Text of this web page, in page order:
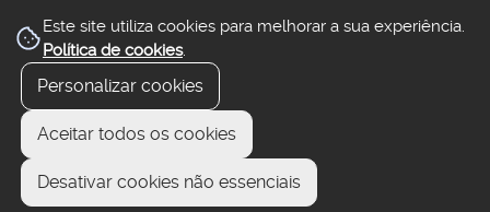
Este site utiliza cookies para melhorar a sua experiência.
Política de cookies.
Personalizar cookies
Aceitar todos os cookies
Desativar cookies não essenciais